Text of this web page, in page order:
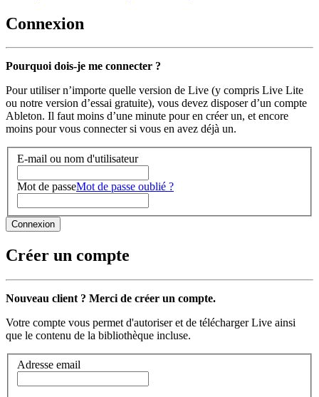
Connexion
Pourquoi dois-je me connecter ?
Pour utiliser n’importe quelle version de Live (y compris Live Lite
ou notre version d’essai gratuite), vous devez disposer d’un compte
Ableton. Il faut moins d’une minute pour en créer un, et encore
moins pour vous connecter si vous en avez déjà un.
E-mail ou nom d'utilisateur
Mot de passeMot de passe oublié ?
Créer un compte
Nouveau client ? Merci de créer un compte.
Votre compte vous permet d'autoriser et de télécharger Live ainsi
que le contenu de la bibliothèque incluse.
Adresse email